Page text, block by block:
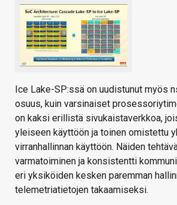
Ice Lake-SP:ssä on uudistunut myös
osuus, kuin varsinaiset
on kaksi erillistä sivukaistaverkkoa,
yleiseen käyttöön ja toinen omistettu
virranhallinnan käyttöön. Näiden
varmatoiminen ja konsistentti
eri yksiköiden kesken paremman
telemetriatietojen takaamiseksi.